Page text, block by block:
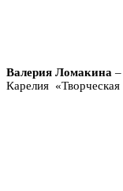
Валерия Ломакина
Карелия «Творческая